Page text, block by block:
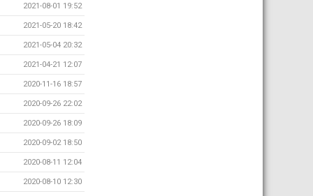
2021-08-01 19:52
2021-05-20 18:42
2021-05-04 20:32
2021-04-21 12:07
2020-11-16 18:57
2020-09-26 22:02
2020-09-26 18:09
2020-09-02 18:50
2020-08-11 12:04
2020-08-10 12:30